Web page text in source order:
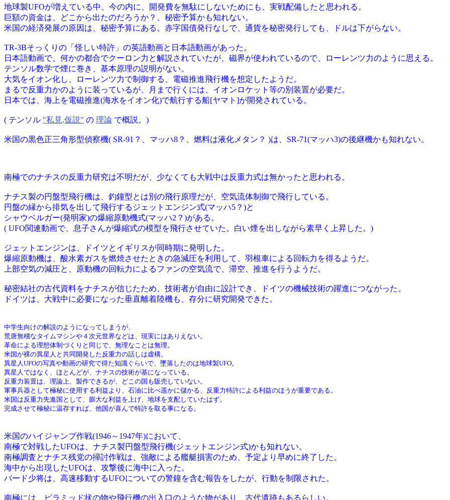
地球製UFOが増えている中、今の内に、開発費を無駄にしないためにも、実戦配備したと思われる。
巨額の資金は、どこから出たのだろうか？、秘密予算かも知れない。
米国の経済発展の原因は、秘密予算にある。赤字国債発行なしで、通貨を秘密発行しても、ドルは下がらない。
TR-3Bそっくりの「怪しい特許」の英語動画と日本語動画があった。
日本語動画で、何かの都合でクーロン力と解説されていたが、磁界が使われているので、ローレンツ力のように思える。
テンソル数学で煙に巻き、基本原理の説明がない。
大気をイオン化し、ローレンツ力で制御する、電磁推進飛行機を想定したようだ。
まるで反重力かのように装っているが、月まで行くには、イオンロケット等の別装置が必要だ。
日本では、海上を電磁推進(海水をイオン化)で航行する船[ヤマト]が開発されている。
( テンソル "私見,仮説" の 理論 で概説。)
米国の黒色正三角形型偵察機( SR-91？、マッハ8？、燃料は液化メタン？ )は、SR-71(マッハ3)の後継機かも知れない。
南極でのナチスの反重力研究は不明だが、少なくても大戦中は反重力式は無かったと思われる。
ナチス製の円盤型飛行機は、釣鐘型とは別の飛行原理だが、空気流体制御で飛行している。
円盤の縁から排気を出して飛行するジェットエンジン式(マッハ5？)と
シャウベルガー(発明家)の爆縮原動機式(マッハ2？)がある。
( UFO関連動画で、息子さんが爆縮式の模型を飛行させていた。白い煙を出しながら素早く上昇した。)
ジェットエンジンは、ドイツとイギリスが同時期に発明した。
爆縮原動機は、酸水素ガスを燃焼させたときの急減圧を利用して、羽根車による回転力を得るようだ。
上部空気の減圧と、原動機の回転力によるファンの空気流で、滞空、推進を行うようだ。
秘密結社の古代資料をナチスが信じたため、技術者が自由に設計でき、ドイツの機械技術の躍進につながった。
ドイツは、大戦中に必要になった垂直離着陸機も、存分に研究開発できた。
中学生向けの解説のようになってしまうが、
荒唐無稽なタイムマシンや４次元世界などは、現実にはありえない。
革命による理想体制づくりと同じで、無理なことは無理。
米国が裸の異星人と共同開発した反重力の話しは虚構。
異星人UFOの写真や動画の研究で得た知識ぐらいで、墜落したのは地球製UFO。
異星人ではなく、ほとんどが、ナチスの技術が基になっている。
反重力装置は、理論上、製作できるが、どこの国も販売していない。
軍事兵器として極秘に使用する利益より、石油に比べ遥かに儲かる、反重力特許による利益のほうが重要である。
米国は反重力先進国として、膨大な利益を上げ、地球を支配していたはず。
完成させて極秘に温存すれば、他国が喜んで特許を取る事になる。
米国のハイジャンプ作戦(1946～1947年)において、
南極で対戦したUFOは、ナチス製円盤型飛行機(ジェットエンジン式)かも知れない。
南極調査とナチス残党の掃討作戦は、強敵による艦艇損害のため、予定より早めに終了した。
海中から出現したUFOは、攻撃後に海中に入った。
バード少将は、高速移動するUFOについての警鐘を含む報告をしたが、行動を制限された。
南極には、ピラミッド状の物や飛行機の出入口のような物があり、古代遺跡もあるらしい。